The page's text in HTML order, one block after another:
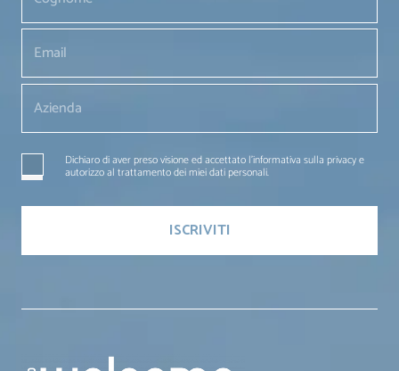
Dichiaro di aver preso visione ed accettato l'informativa sulla privacy e
autorizzo al trattamento dei miei dati personali.